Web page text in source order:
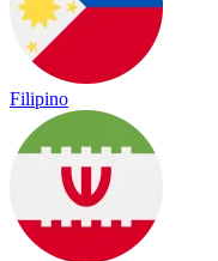
Filipino